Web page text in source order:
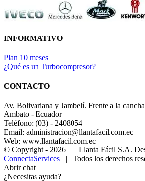
INFORMATIVO
Plan 10 meses
¿Qué es un Turbocompresor?
CONTACTO
Av. Bolivariana y Jambelí. Frente a la
Ambato - Ecuador
Teléfono: (03) - 2408054
Email: administracion@llantafacil.com.ec
Web: www.llantafacil.com.ec
© Copyright - 2026 | Llanta Fácil S.A.
ConnectaServices | Todos los derechos
Abrir chat
¿Necesitas ayuda?